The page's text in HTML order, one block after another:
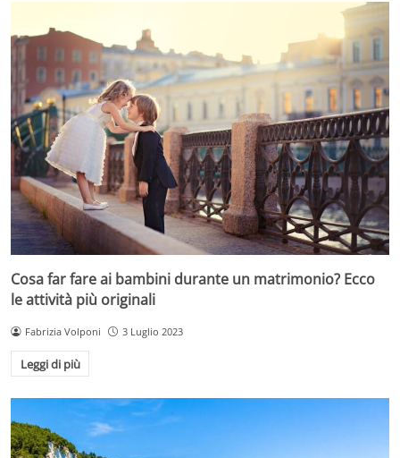
Cosa far fare ai bambini durante un matrimonio? Ecco
le attività più originali
Fabrizia Volponi 3 Luglio 2023
Leggi di più